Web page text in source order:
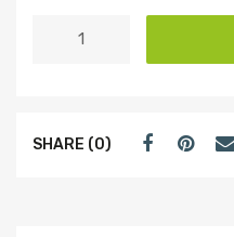
SHARE (0)